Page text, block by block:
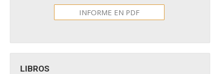
INFORME EN PDF
LIBROS